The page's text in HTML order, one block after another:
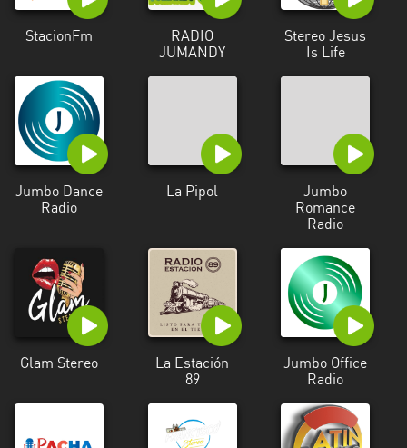
StacionFm
RADIO
JUMANDY
Stereo Jesus
Is Life
Jumbo Dance
Radio
La Pipol
Jumbo
Romance
Radio
Glam Stereo
La Estación
89
Jumbo Office
Radio